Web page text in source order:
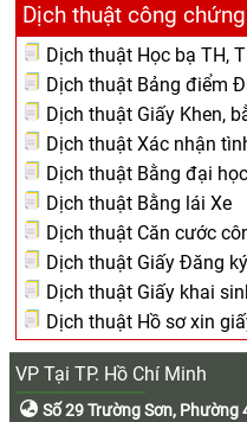
Dịch thuật công chứng
Dịch thuật Học bạ TH,
Dịch thuật Bảng điểm
Dịch thuật Giấy Khen,
Dịch thuật Xác nhận
Dịch thuật Bằng đại
Dịch thuật Bằng lái Xe
Dịch thuật Căn cước
Dịch thuật Giấy Đăng
Dịch thuật Giấy khai
Dịch thuật Hồ sơ xin
VP Tại TP. Hồ Chí Minh
Số 29 Trường Sơn, Phường